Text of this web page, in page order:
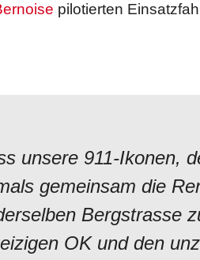
pilotierten
unsere 911-Ikonen,
gemeinsam die
Bergstrasse
OK und den